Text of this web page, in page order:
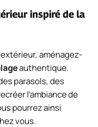
inspiré de la
aménagez-
authentique.
parasols, des
l’ambiance de
pourrez ainsi
vous.